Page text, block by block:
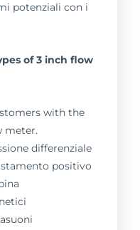
potenziali con i
of 3 inch flow
with the
meter.
differenziale
positivo